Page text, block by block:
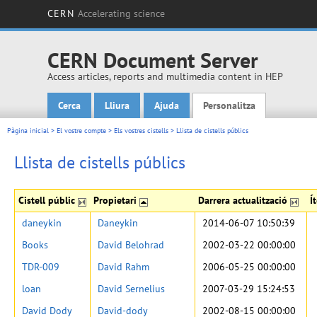
CERN Accelerating science
CERN Document Server
Access articles, reports and multimedia content in HEP
Main menu
Cerca Lliura Ajuda Personalitza
Pàgina inicial > El vostre compte > Els vostres cistells > Llista de cistells públics
Llista de cistells públics
Cistell públic Propietari Darrera actualització
daneykin Daneykin 2014-06-07 10:50:39
Books
David Belohrad 2002-03-22 00:00:00
TDR-009
David Rahm 2006-05-25 00:00:00
loan
David Sernelius 2007-03-29 15:24:53
David Dody
David-dody 2002-08-15 00:00:00